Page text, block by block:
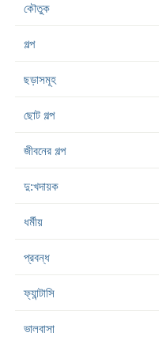
কৌতুক
গল্প
ছড়াসমূহ
ছোট গল্প
জীবনের গল্প
দু:খদায়ক
ধর্মীয়
প্রবন্ধ
ফ্যান্টাসি
ভালবাসা